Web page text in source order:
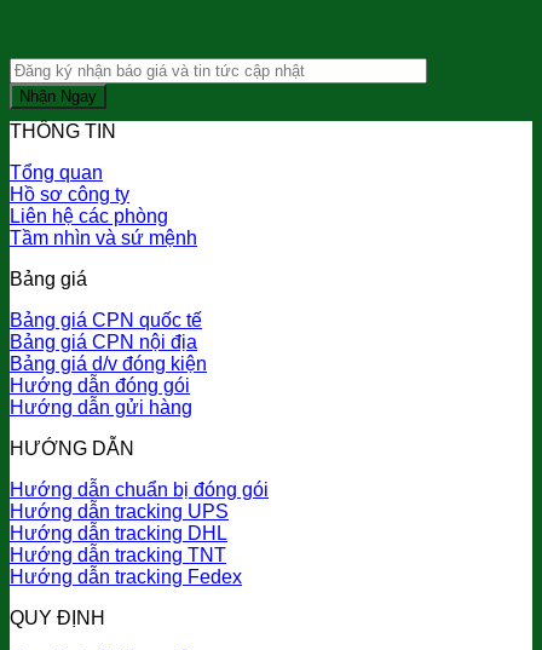
THÔNG TIN
Tổng quan
Hồ sơ công ty
Liên hệ các phòng
Tầm nhìn và sứ mệnh
Bảng giá
Bảng giá CPN quốc tế
Bảng giá CPN nội địa
Bảng giá d/v đóng kiện
Hướng dẫn đóng gói
Hướng dẫn gửi hàng
HƯỚNG DẪN
Hướng dẫn chuẩn bị đóng gói
Hướng dẫn tracking UPS
Hướng dẫn tracking DHL
Hướng dẫn tracking TNT
Hướng dẫn tracking Fedex
QUY ĐỊNH